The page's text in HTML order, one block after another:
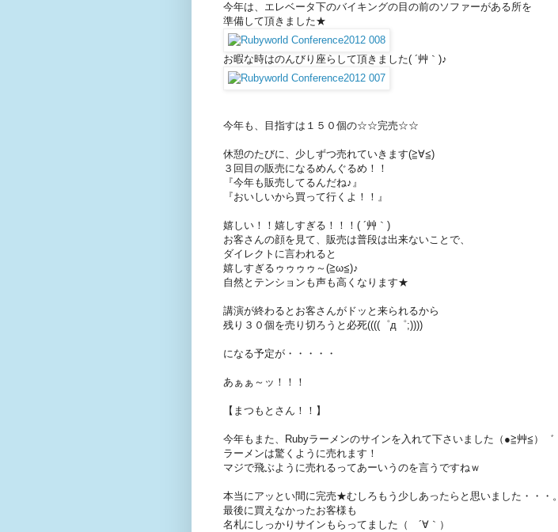
今年は、エレベータ下のバイキングの目の前のソファーがある所を
準備して頂きました★
お暇な時はのんびり座らして頂きました( ´艸｀)♪
今年も、目指すは１５０個の☆☆完売☆☆
休憩のたびに、少しずつ売れていきます(≧∀≦)
３回目の販売になるめんぐるめ！！
『今年も販売してるんだね♪』
『おいしいから買って行くよ！！』
嬉しい！！嬉しすぎる！！！( ´艸｀)
お客さんの顔を見て、販売は普段は出来ないことで、
ダイレクトに言われると
嬉しすぎるゥゥゥゥ～(≧ω≦)♪
自然とテンションも声も高くなります★
講演が終わるとお客さんがドッと来られるから
残り３０個を売り切ろうと必死((((゜д゜;))))
になる予定が・・・・・
あぁぁ～ッ！！！
【まつもとさん！！】
今年もまた、Rubyラーメンのサインを入れて下さいました（●≧艸≦）゛
ラーメンは驚くように売れます！
マジで飛ぶように売れるってあーいうのを言うですねｗ
本当にアッとい間に完売★むしろもう少しあったらと思いました・・・。
最後に買えなかったお客様も
名札にしっかりサインもらってました（ ´∀｀）